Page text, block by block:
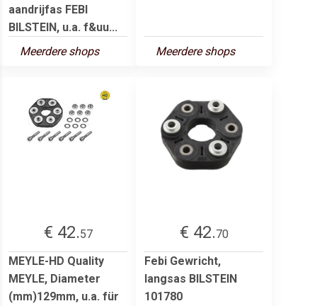
aandrijfas FEBI
BILSTEIN, u.a. f&uu...
Meerdere shops
Meerdere shops
€ 42.57
MEYLE-HD Quality
MEYLE, Diameter
(mm)129mm, u.a. für
€ 42.70
Febi Gewricht,
langsas BILSTEIN
101780